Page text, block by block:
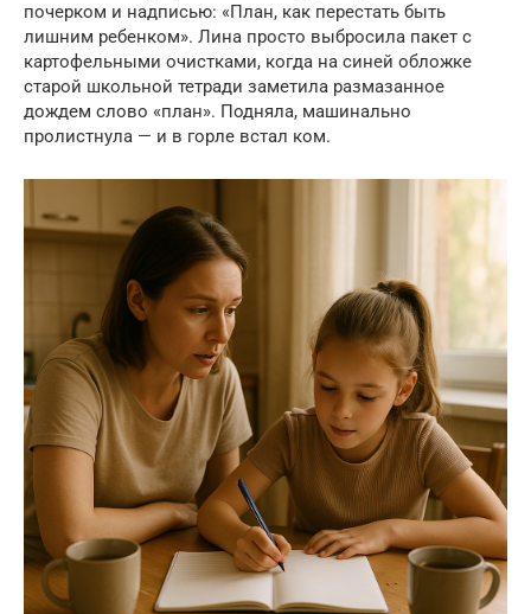
почерком и надписью: «План, как перестать быть
лишним ребенком». Лина просто выбросила пакет с
картофельными очистками, когда на синей обложке
старой школьной тетради заметила размазанное
дождем слово «план». Подняла, машинально
пролистнула — и в горле встал ком.